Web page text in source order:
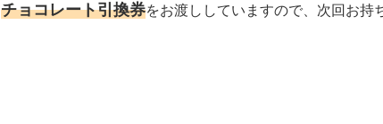
チョコレート引換券をお渡ししていますので、次回お持